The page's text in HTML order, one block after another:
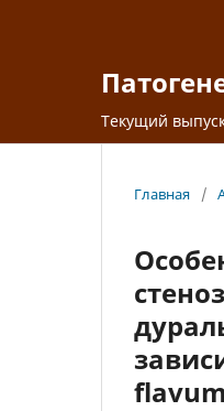
Текущий
Главная /
flavum